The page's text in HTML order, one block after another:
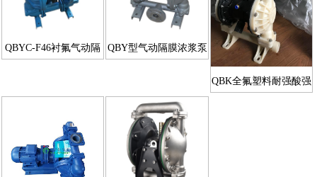
QBYC-F46衬氟气动隔
QBY型气动隔膜浓浆泵
QBK全氟塑料耐强酸强